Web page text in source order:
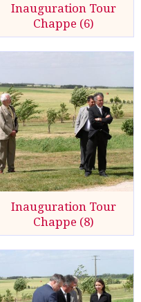
Inauguration Tour
Chappe (6)
Inauguration Tour
Chappe (8)